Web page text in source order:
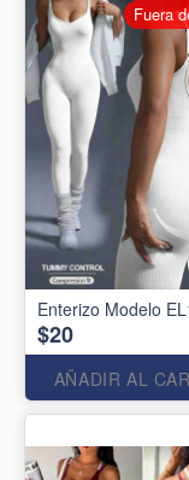
Enterizo Modelo
$20
AÑADIR AL
Fuera